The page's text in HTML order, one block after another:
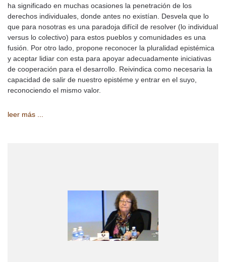
ha significado en muchas ocasiones la penetración de los
derechos individuales, donde antes no existían. Desvela que lo
que para nosotras es una paradoja difícil de resolver (lo individual
versus lo colectivo) para estos pueblos y comunidades es una
fusión. Por otro lado, propone reconocer la pluralidad epistémica
y aceptar lidiar con esta para apoyar adecuadamente iniciativas
de cooperación para el desarrollo. Reivindica como necesaria la
capacidad de salir de nuestro epistéme y entrar en el suyo,
reconociendo el mismo valor.
leer más ...